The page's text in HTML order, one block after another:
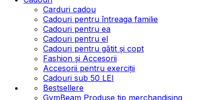
Carduri cadou
Cadouri pentru întreaga familie
Cadouri pentru ea
Cadouri pentru el
Cadouri pentru gătit și copt
Fashion și Accesorii
Accesorii pentru exerciții
Cadouri sub 50 LEI
Bestsellere
GymBeam Produse tip merchandising